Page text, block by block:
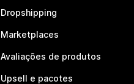
Dropshipping
Marketplaces
Avaliações de produtos
Upsell e pacotes